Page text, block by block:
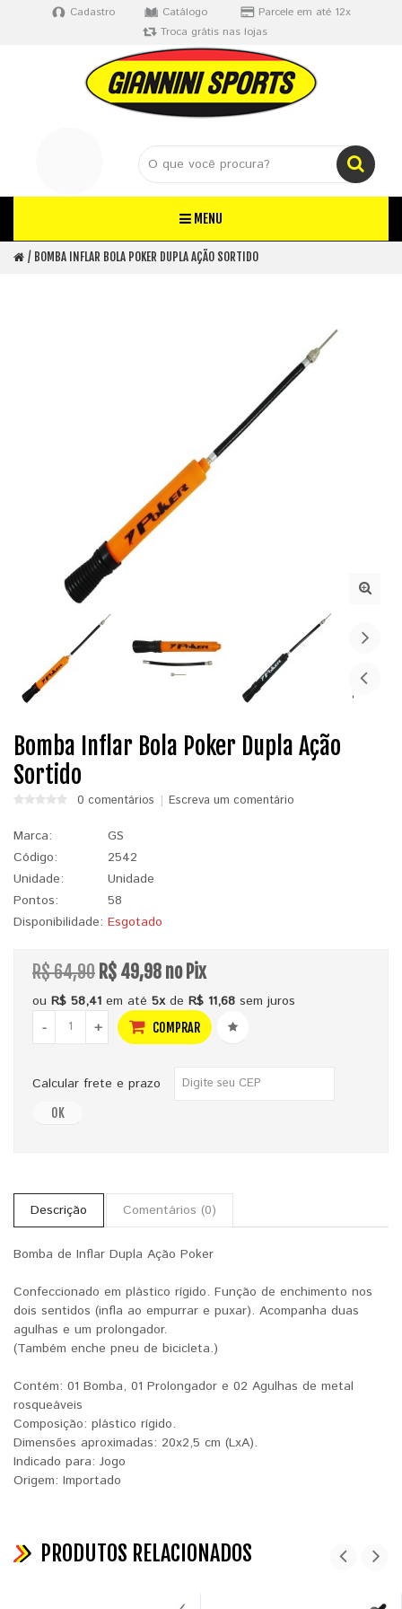
Cadastro Catálogo
Parcele em até 12x
Troca grátis nas lojas
MENU
BOMBA INFLAR BOLA POKER DUPLA AÇÃO SORTIDO
Bomba Inflar Bola Poker Dupla Ação
Sortido
0 comentários Escreva um comentário
Marca:
GS
Código:
2542
Unidade:
Unidade
Pontos:
58
Disponibilidade: Esgotado
R$ 64,90 R$ 49,98 no Pix
ou R$ 58,41 em até 5xde R$ 11,68 sem juros
-
+ COMPRAR
Calcular frete e prazo
OK
Descrição Comentários (0)
Bomba de Inflar Dupla Ação Poker
Confeccionado em plástico rígido. Função de enchimento nos
dois sentidos (infla ao empurrar e puxar). Acompanha duas
agulhas e um prolongador.
(Também enche pneu de bicicleta.)
Contém: 01 Bomba, 01 Prolongador e 02 Agulhas de metal
rosqueáveis
Composição: plástico rígido.
Dimensões aproximadas: 20x2,5 cm (LxA).
Indicado para: Jogo
Origem: Importado
PRODUTOS RELACIONADOS